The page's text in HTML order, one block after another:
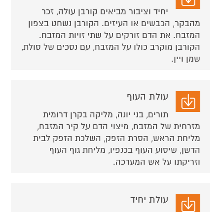
יחיד וציבור מביאים קורבן עולה, זכר
מהבקר, הכבשים או העיזים. הקורבן נשחט בצפון
המזבח. את הדם זורקים על שתי זויות המזבח.
הקורבן מוקרב כולו על המזבח, עם נסכים של סולת,
שמן ויין.
עולת העוף
תורים, בני יונה, מליקה בקרן דרומית
מזרחית של המזבח, מיצוי הדם על קיר המזבח,
מליחת הראש, הסרת הזפק, השלכת הזפק לבית
הדשן, שיסוע העוף בכנפיו, מליחת גוף העוף
וזריקתו על אש המערכה.
עולת יחיד